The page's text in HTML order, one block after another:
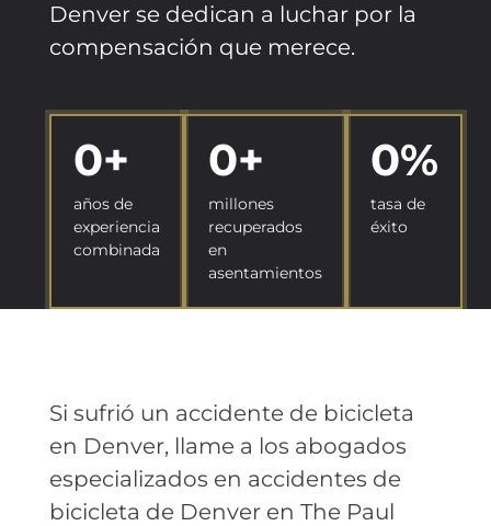
Denver se dedican a luchar por la
compensación que merece.
0+
años de
experiencia
combinada
0+
millones
recuperados
en
asentamientos
0%
tasa de
éxito
Si sufrió un accidente de bicicleta
en Denver, llame a los abogados
especializados en accidentes de
bicicleta de Denver en The Paul